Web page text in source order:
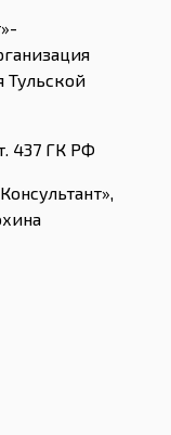
Тульской
437 ГК РФ